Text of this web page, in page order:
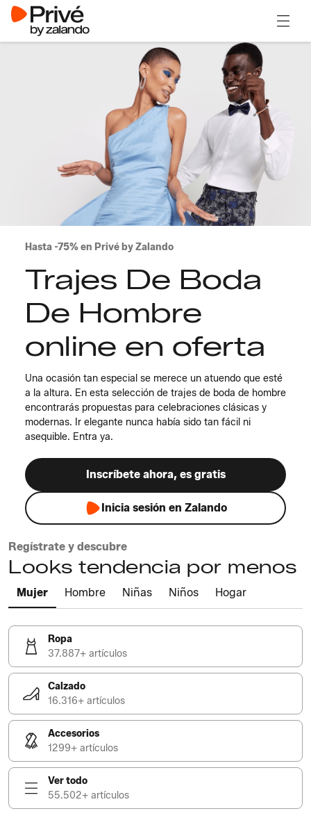
Hasta -75% en Privé by Zalando
Trajes De Boda
De Hombre
online en oferta
Una ocasión tan especial se merece un atuendo que esté
a la altura. En esta selección de trajes de boda de hombre
encontrarás propuestas para celebraciones clásicas y
modernas. Ir elegante nunca había sido tan fácil ni
asequible. Entra ya.
Inscríbete ahora, es gratis
Inicia sesión en Zalando
Regístrate y descubre
Looks tendencia por menos
Mujer Hombre Niñas Niños Hogar
Ropa
37.887+ artículos
Calzado
16.316+ artículos
Accesorios
1299+ artículos
Ver todo
55.502+ artículos